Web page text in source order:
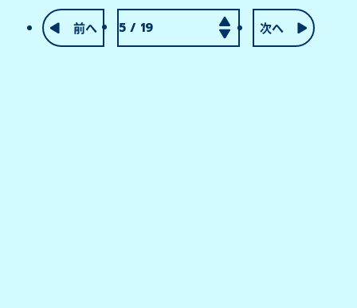
前へ 次へ